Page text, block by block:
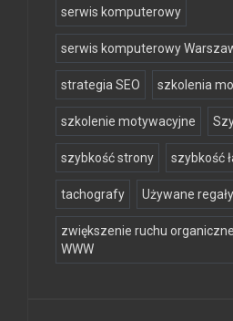
serwis komputerowy
serwis komputerowy
strategia SEO szkolenia
szkolenie motywacyjne
szybkość strony szybkość
tachografy Używane
zwiększenie ruchu
WWW